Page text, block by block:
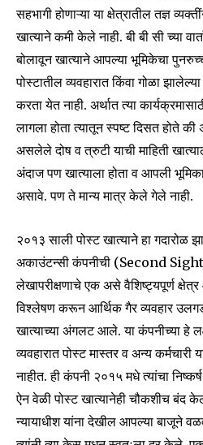
Join our
SUBSCRIBERS
conversation.
To subscribe, simply enter your
सहभागी होणाऱ्या या क्षेत्रातील तज्ञ
खात्याने कमी केले नाही. बी बी सी च्या
बोलावून खात्याने आपल्या भूमिकेचा
पोस्टातील व्यवहारात किंवा गोळा
करता येत नाही. अर्थात त्या
लागला होता त्यातून स्पष्ट दिसत होते
असलेले दोष व त्रुटी याची माहिती
अंदाज पण खात्याला होता व आपली
असावे. पण ते मान्य मात्र केले गेले नाही.
२०१३ साली पोस्ट खात्याने हा गदारोळ
अकाउंटन्सी कंपनीची (Second
लेखापरीक्षणाचे एक असे वैशिष्ट्यपूर्ण
विश्लेषण करून आर्थिक गैर व्यवहार
खात्याच्या अंगलट आले. या कंपनीच्या हे
व्यवहारात पोस्ट मास्तर व अन्य कर्मचारी
नाहीत. ही कंपनी २०१५ मधे त्यांचा
ऐन वेळी पोस्ट खात्यानेही चौकशीच बंद
न्यायाधीश यांना देखील आपल्या बाजूने